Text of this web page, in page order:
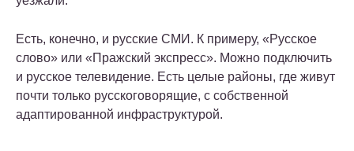
Есть, конечно, и русские СМИ. К примеру, «Русское
слово» или «Пражский экспресс». Можно подключить
и русское телевидение. Есть целые районы, где живут
почти только русскоговорящие, с собственной
адаптированной инфраструктурой.